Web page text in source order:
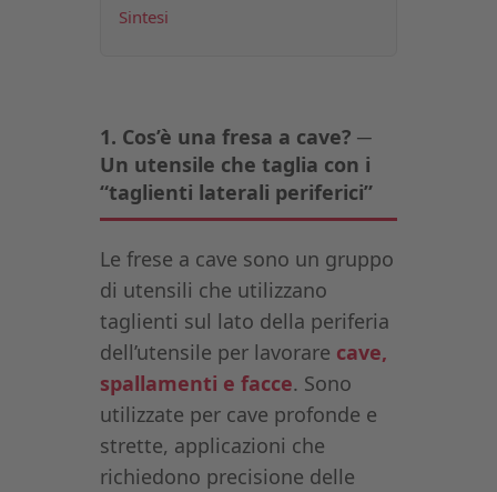
Sintesi
1. Cos’è una fresa a cave? ─
Un utensile che taglia con i
“taglienti laterali periferici”
Le frese a cave sono un gruppo
di utensili che utilizzano
taglienti sul lato della periferia
dell’utensile per lavorare cave,
spallamenti e facce. Sono
utilizzate per cave profonde e
strette, applicazioni che
richiedono precisione delle